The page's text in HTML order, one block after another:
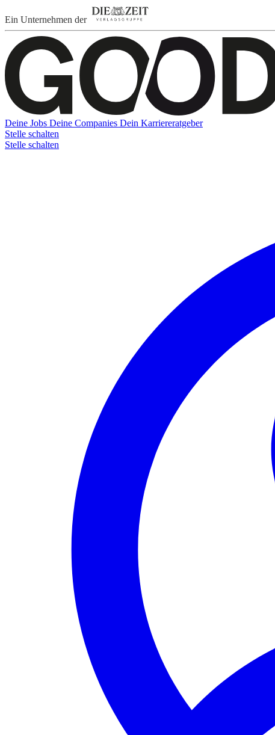
Ein Unternehmen der
Deine Jobs Deine Companies Dein Karriereratgeber
Stelle schalten
Stelle schalten